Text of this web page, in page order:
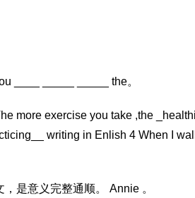
____ _____ _____ the。
more exercise you take ,the
writing in Enlish 4 When I
是意义完整通顺。 Annie 。